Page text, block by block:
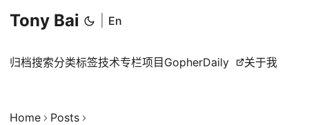
Tony Bai En
归档搜索分类标签技术专栏项目 GopherDaily 关于我
Home Posts